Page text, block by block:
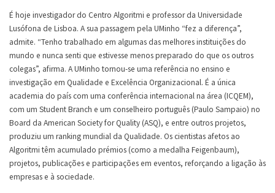
É hoje investigador do Centro Algoritmi e professor da Universidade
Lusófona de Lisboa. A sua passagem pela UMinho “fez a diferença”,
admite. “Tenho trabalhado em algumas das melhores instituições do
mundo e nunca senti que estivesse menos preparado do que os outros
colegas”, afirma. A UMinho tornou-se uma referência no ensino e
investigação em Qualidade e Excelência Organizacional. É a única
academia do país com uma conferência internacional na área (ICQEM),
com um Student Branch e um conselheiro português (Paulo Sampaio) no
Board da American Society for Quality (ASQ), e entre outros projetos,
produziu um ranking mundial da Qualidade. Os cientistas afetos ao
Algoritmi têm acumulado prémios (como a medalha Feigenbaum),
projetos, publicações e participações em eventos, reforçando a ligação às
empresas e à sociedade.